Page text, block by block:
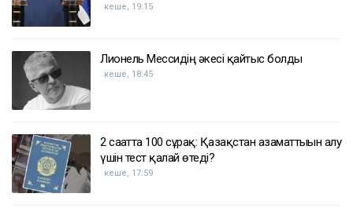
кеше, 19:15
Лионель Мессидің әкесі қайтыс болды
кеше, 18:45
2 сағатта 100 сұрақ: Қазақстан азаматтығын алу
үшін тест қалай өтеді?
кеше, 17:59